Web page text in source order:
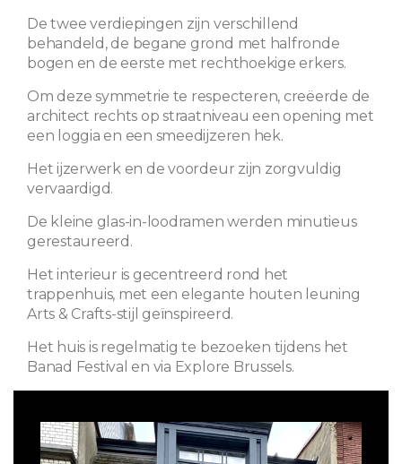
De twee verdiepingen zijn verschillend
behandeld, de begane grond met halfronde
bogen en de eerste met rechthoekige erkers.
Om deze symmetrie te respecteren, creëerde de
architect rechts op straatniveau een opening met
een loggia en een smeedijzeren hek.
Het ijzerwerk en de voordeur zijn zorgvuldig
vervaardigd.
De kleine glas-in-loodramen werden minutieus
gerestaureerd.
Het interieur is gecentreerd rond het
trappenhuis, met een elegante houten leuning
Arts & Crafts-stijl geïnspireerd.
Het huis is regelmatig te bezoeken tijdens het
Banad Festival en via Explore Brussels.